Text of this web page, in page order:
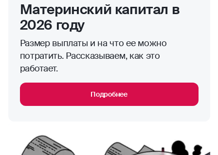
Материнский капитал в
2026 году
Размер выплаты и на что ее можно
потратить. Рассказываем, как это
работает.
Подробнее